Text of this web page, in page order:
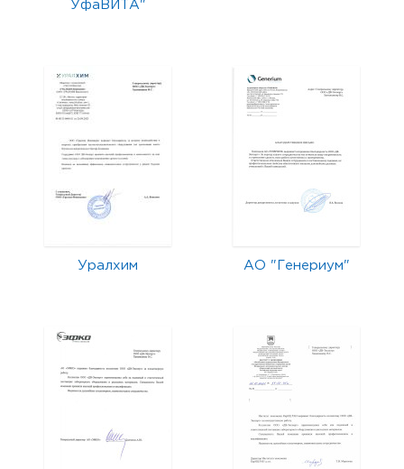
УфаВИТА"
Уралхим АО "Генериум"